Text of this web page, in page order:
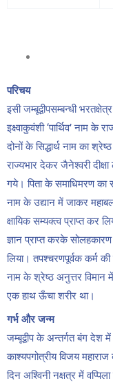
परिचय
इसी जम्बूद्वीपसम्बन्धी
इक्ष्वाकुवंशी ‘पार्थिव’ नाम
दोनों के सिद्धार्थ नाम का
राज्यभार देकर जैनेश्वरी
गये। पिता के समाधिमरण का
नाम के उद्यान में जाकर
क्षायिक सम्यक्त्व प्राप्त कर
ज्ञान प्राप्त करके
लिया। तपश्चरणपूर्वक कर्म
नाम के श्रेष्ठ अनुत्तर विमान
एक हाथ ऊँचा शरीर था।
गर्भ और जन्म
जम्बूद्वीप के अन्तर्गत बंग देश
काश्यपगोत्रीय विजय महाराज
दिन अश्विनी नक्षत्र में